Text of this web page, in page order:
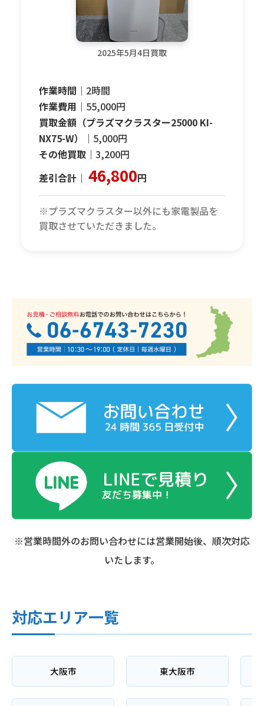
2025年5月4日買取
作業時間｜ 2時間
作業費用｜ 55,000円
買取金額（プラズマクラスター25000 KI-
NX75-W）｜ 5,000円
その他買取｜ 3,200円
差引合計｜ 46,800円
※プラズマクラスター以外にも家電製品を
買取させていただきました。
※営業時間外のお問い合わせには営業開始後、順次対応
いたします。
対応エリア一覧
大阪市 東大阪市